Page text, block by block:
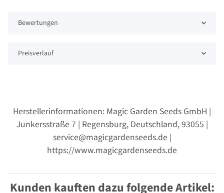
Bewertungen
Preisverlauf
Herstellerinformationen: Magic Garden Seeds GmbH |
Junkersstraße 7 | Regensburg, Deutschland, 93055 |
service@magicgardenseeds.de |
https://www.magicgardenseeds.de
Kunden kauften dazu folgende Artikel: